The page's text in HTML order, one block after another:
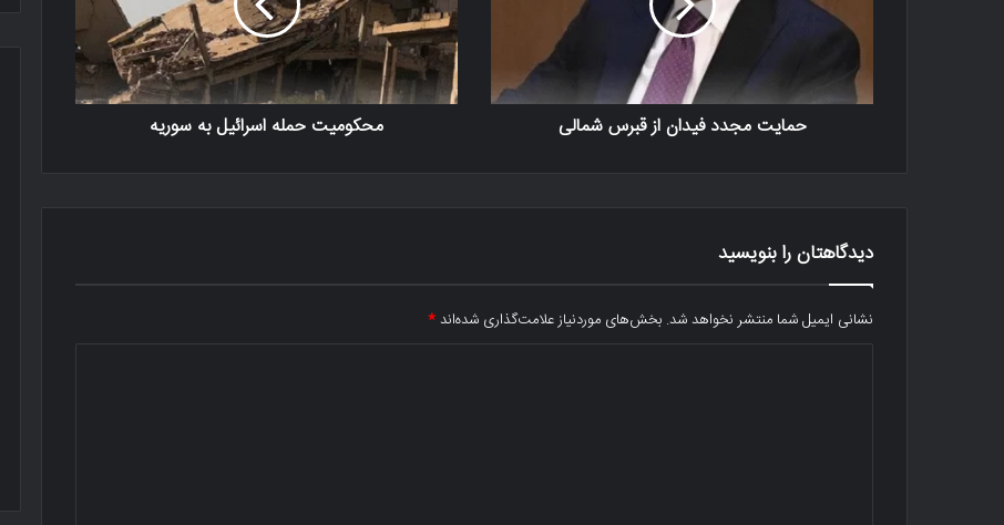
حمایت مجدد فیدان از قبرس شمالی محکومیت حمله اسرائیل به سوریه
دیدگاهتان را بنویسید
نشانی ایمیل شما منتشر نخواهد شد. بخش‌های موردنیاز علامت‌گذاری شده‌اند*